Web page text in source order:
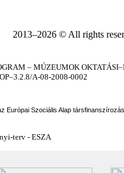
2013–2026 © All rights
– MÚZEUMOK
A-08-2008-0002
Európai Szociális Alap